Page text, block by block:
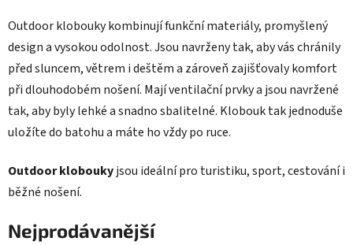
Outdoor klobouky kombinují funkční materiály, promyšlený
design a vysokou odolnost. Jsou navrženy tak, aby vás chránily
před sluncem, větrem i deštěm a zároveň zajišťovaly komfort
při dlouhodobém nošení. Mají ventilační prvky a jsou navržené
tak, aby byly lehké a snadno sbalitelné. Klobouk tak jednoduše
uložíte do batohu a máte ho vždy po ruce.
Outdoor kloboukyjsou ideální pro turistiku, sport, cestování i
běžné nošení.
Nejprodávanější